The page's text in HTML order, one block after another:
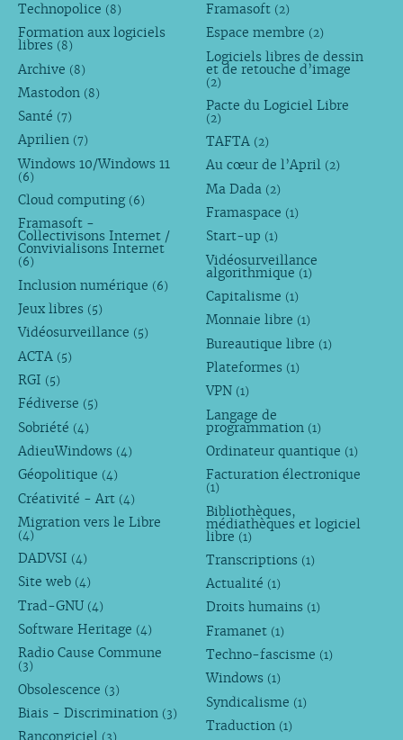
Technopolice (8)
Formation aux logiciels
libres (8)
Archive (8)
Mastodon (8)
Santé (7)
Aprilien (7)
Windows 10/Windows 11
(6)
Cloud computing (6)
Framasoft -
Collectivisons Internet /
Convivialisons Internet
(6)
Inclusion numérique (6)
Jeux libres (5)
Vidéosurveillance (5)
ACTA (5)
RGI (5)
Fédiverse (5)
Sobriété (4)
AdieuWindows (4)
Géopolitique (4)
Créativité - Art (4)
Migration vers le Libre
(4)
DADVSI (4)
Site web (4)
Trad-GNU (4)
Software Heritage (4)
Radio Cause Commune
(3)
Obsolescence (3)
Biais - Discrimination (3)
Framasoft (2)
Espace membre (2)
Logiciels libres de dessin
et de retouche d’image
(2)
Pacte du Logiciel Libre
(2)
TAFTA (2)
Au cœur de l’April (2)
Ma Dada (2)
Framaspace (1)
Start-up (1)
Vidéosurveillance
algorithmique (1)
Capitalisme (1)
Monnaie libre (1)
Bureautique libre (1)
Plateformes (1)
VPN (1)
Langage de
programmation (1)
Ordinateur quantique (1)
Facturation électronique
(1)
Bibliothèques,
médiathèques et logiciel
libre (1)
Transcriptions (1)
Actualité (1)
Droits humains (1)
Framanet (1)
Techno-fascisme (1)
Windows (1)
Syndicalisme (1)
Traduction (1)